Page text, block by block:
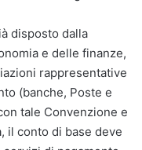
disposto dalla
e delle finanze,
rappresentative
(banche, Poste e
tale Convenzione e
il conto di base deve